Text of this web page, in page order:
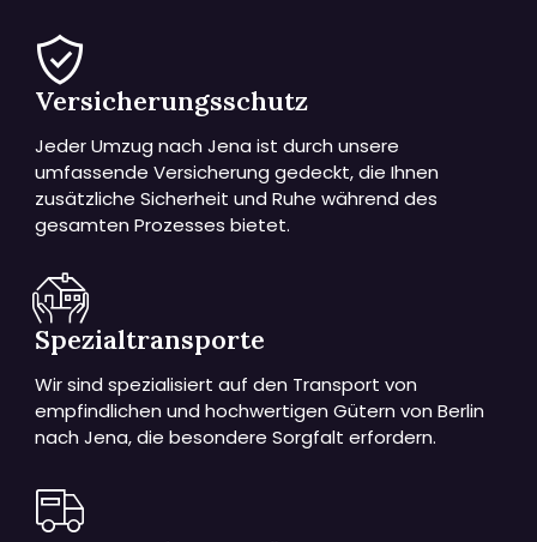
Versicherungsschutz
Jeder Umzug nach Jena ist durch unsere
umfassende Versicherung gedeckt, die Ihnen
zusätzliche Sicherheit und Ruhe während des
gesamten Prozesses bietet.
Spezialtransporte
Wir sind spezialisiert auf den Transport von
empfindlichen und hochwertigen Gütern von Berlin
nach Jena, die besondere Sorgfalt erfordern.